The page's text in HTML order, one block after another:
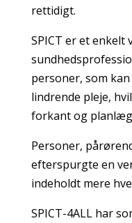
rettidigt.
SPICT er et
personer, som
lindrende pleje,
forkant og
Personer,
efterspurgte en
indeholdt mere
SPICT-4ALL har